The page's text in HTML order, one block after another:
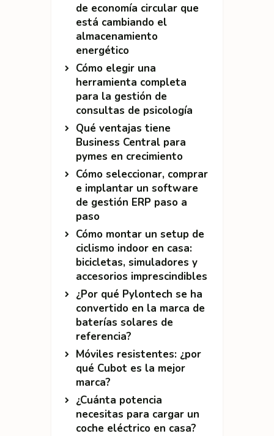
de economía circular que
está cambiando el
almacenamiento
energético
Cómo elegir una
herramienta completa
para la gestión de
consultas de psicología
Qué ventajas tiene
Business Central para
pymes en crecimiento
Cómo seleccionar, comprar
e implantar un software
de gestión ERP paso a
paso
Cómo montar un setup de
ciclismo indoor en casa:
bicicletas, simuladores y
accesorios imprescindibles
¿Por qué Pylontech se ha
convertido en la marca de
baterías solares de
referencia?
Móviles resistentes: ¿por
qué Cubot es la mejor
marca?
¿Cuánta potencia
necesitas para cargar un
coche eléctrico en casa?